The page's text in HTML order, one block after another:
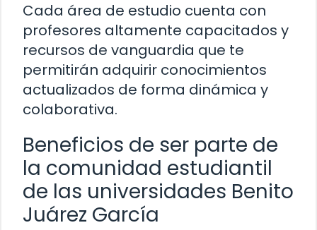
Cada área de estudio cuenta con
profesores altamente capacitados y
recursos de vanguardia que te
permitirán adquirir conocimientos
actualizados de forma dinámica y
colaborativa.
Beneficios de ser parte de
la comunidad estudiantil
de las universidades Benito
Juárez García